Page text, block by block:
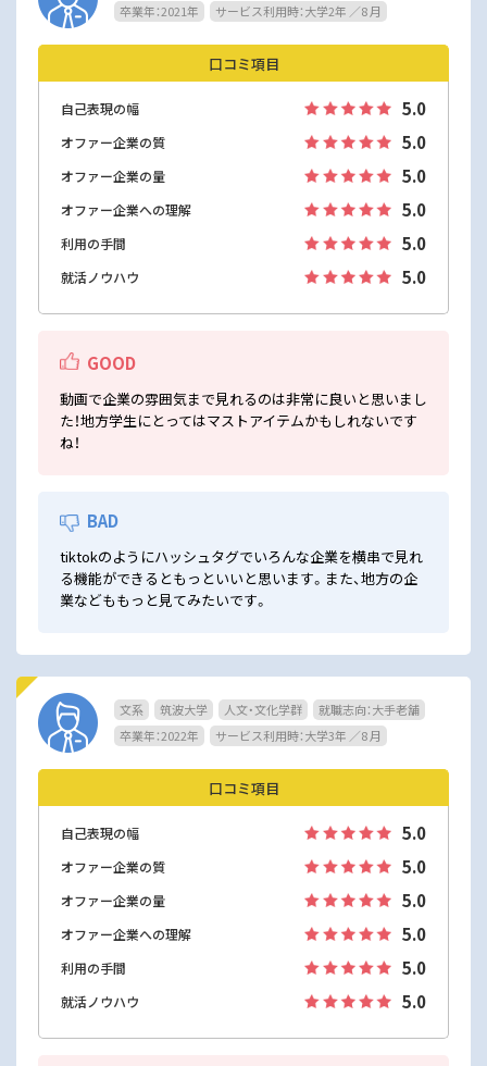
卒業年：2021年
サービス利用時：大学2年 ／8 月
口コミ項目
自己表現の幅 5.0
オファー企業の質 5.0
オファー企業の量 5.0
オファー企業への理解 5.0
利用の手間 5.0
就活ノウハウ 5.0
GOOD
動画で企業の雰囲気まで見れるのは非常に良いと思いまし
た！地方学生にとってはマストアイテムかもしれないです
ね！
BAD
tiktokのようにハッシュタグでいろんな企業を横串で見れ
る機能ができるともっといいと思います。また、地方の企
業などももっと見てみたいです。
文系 筑波大学 人文・文化学群
就職志向：大手老舗
卒業年：2022年
サービス利用時：大学3年 ／8 月
口コミ項目
自己表現の幅 5.0
オファー企業の質 5.0
オファー企業の量 5.0
オファー企業への理解 5.0
利用の手間 5.0
就活ノウハウ 5.0